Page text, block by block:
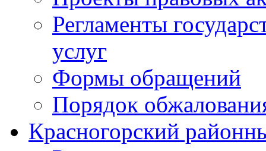
Регламенты
услуг
Формы обращений
Порядок
Красногорский